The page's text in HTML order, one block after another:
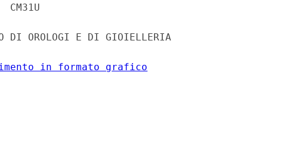
CM31U
DI OROLOGI E DI GIOIELLERIA
in formato grafico